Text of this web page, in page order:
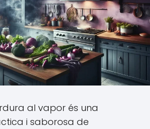
al vapor és una
i saborosa de